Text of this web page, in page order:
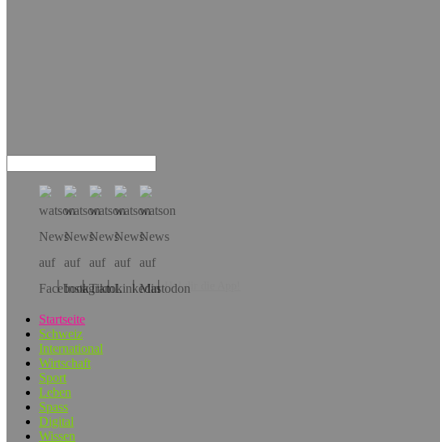
Hol dir die App!
Startseite
Schweiz
International
Wirtschaft
Sport
Leben
Spass
Digital
Wissen